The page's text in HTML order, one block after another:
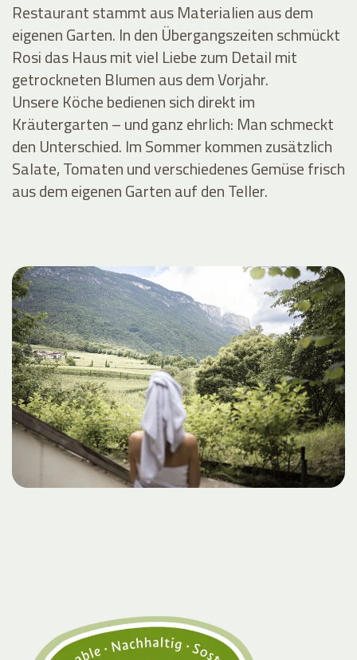
Restaurant stammt aus Materialien aus dem
eigenen Garten. In den Übergangszeiten schmückt
Rosi das Haus mit viel Liebe zum Detail mit
getrockneten Blumen aus dem Vorjahr.
Unsere Köche bedienen sich direkt im
Kräutergarten – und ganz ehrlich: Man schmeckt
den Unterschied. Im Sommer kommen zusätzlich
Salate, Tomaten und verschiedenes Gemüse frisch
aus dem eigenen Garten auf den Teller.